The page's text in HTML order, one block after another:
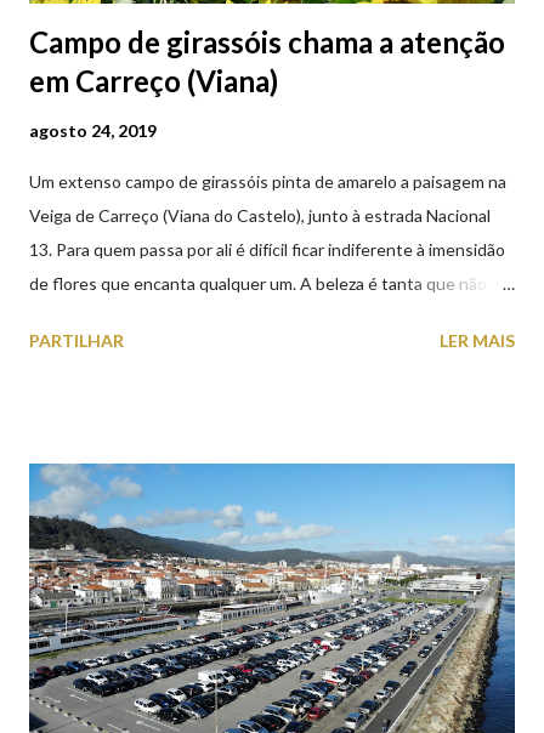
Campo de girassóis chama a atenção
em Carreço (Viana)
agosto 24, 2019
Um extenso campo de girassóis pinta de amarelo a paisagem na
Veiga de Carreço (Viana do Castelo), junto à estrada Nacional
13. Para quem passa por ali é difícil ficar indiferente à imensidão
de flores que encanta qualquer um. A beleza é tanta que não
aproveite a paisagem como cenário para tirar algumas
PARTILHAR LER MAIS